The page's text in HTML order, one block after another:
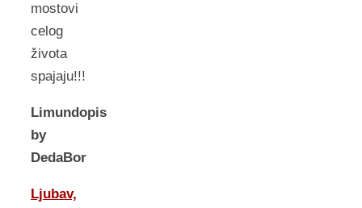
mostovi
celog
života
spajaju!!!
Limundopis
by
DedaBor
Ljubav,